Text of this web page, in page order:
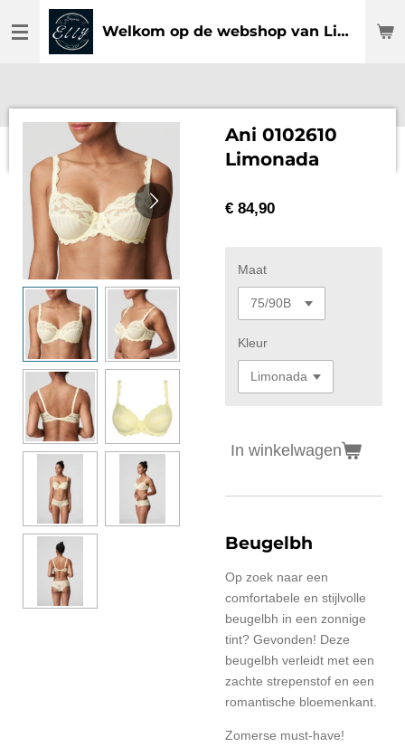
direct
Welkom op de webshop van Lingerie Elly
Ani 0102610
Limonada
€ 84,90
Maat
Kleur
In winkelwagen
Beugelbh
Op zoek naar een
comfortabele en stijlvolle
beugelbh in een zonnige
tint? Gevonden! Deze
beugelbh verleidt met een
zachte strepenstof en een
romantische bloemenkant.
Zomerse must-have!